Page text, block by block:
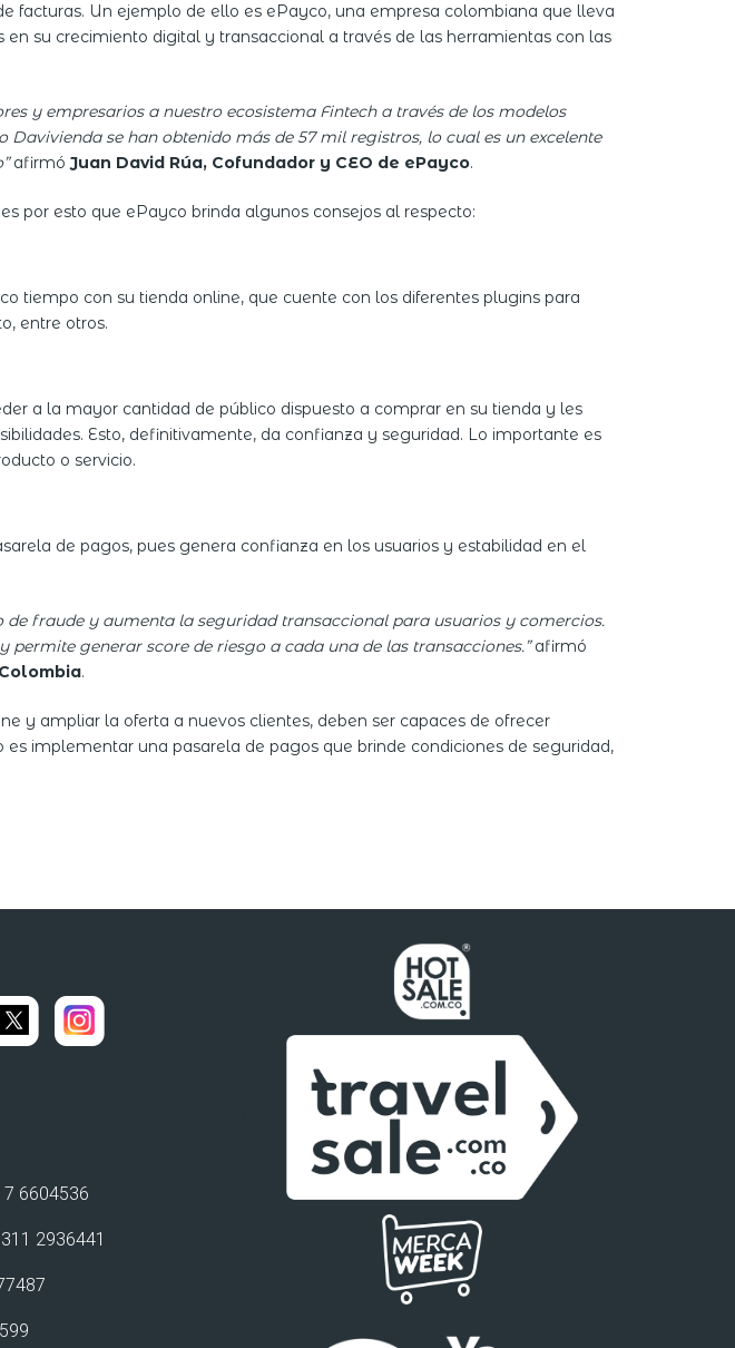
facturas. Un ejemplo de ello es ePayco, una empresa colombiana que lleva
su crecimiento digital y transaccional a través de las herramientas con las
y empresarios a nuestro ecosistema Fintech a través de los modelos
se han obtenido más de 57 mil registros, lo cual es un excelente
afirmó Juan David Rúa, Cofundador y CEO de ePayco.
por esto que ePayco brinda algunos consejos al respecto:
tiempo con su tienda online, que cuente con los diferentes plugins para
entre otros.
a la mayor cantidad de público dispuesto a comprar en su tienda y les
Esto, definitivamente, da confianza y seguridad. Lo importante es
o servicio.
de pagos, pues genera confianza en los usuarios y estabilidad en el
fraude y aumenta la seguridad transaccional para usuarios y comercios.
generar score de riesgo a cada una de las transacciones.”afirmó
.
y ampliar la oferta a nuevos clientes, deben ser capaces de ofrecer
implementar una pasarela de pagos que brinde condiciones de seguridad,
6604536
2936441